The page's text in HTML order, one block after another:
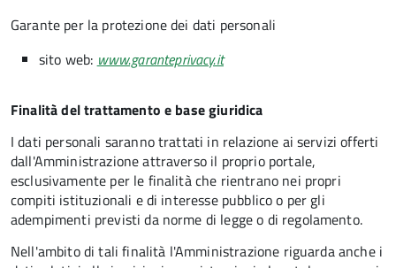
Garante per la protezione dei dati personali
sito web: www.garanteprivacy.it
Finalità del trattamento e base giuridica
I dati personali saranno trattati in relazione ai servizi offerti
dall'Amministrazione attraverso il proprio portale,
esclusivamente per le finalità che rientrano nei propri
compiti istituzionali e di interesse pubblico o per gli
adempimenti previsti da norme di legge o di regolamento.
Nell'ambito di tali finalità l'Amministrazione riguarda anche i